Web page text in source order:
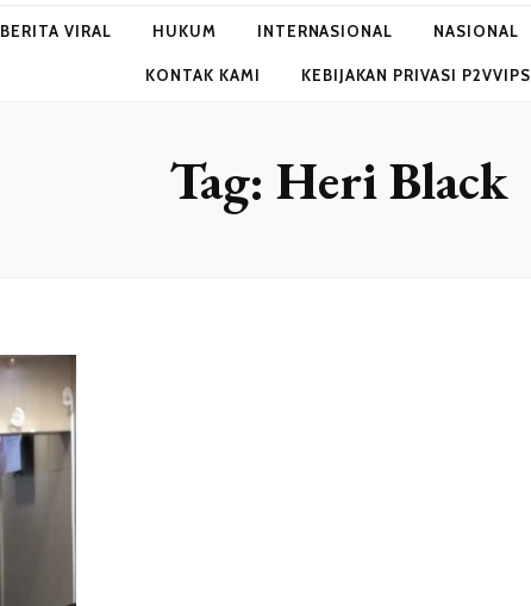
BERITA VIRAL HUKUM INTERNASIONAL NASIONAL
KONTAK KAMI KEBIJAKAN PRIVASI P2VVIPS
Tag: Heri Black